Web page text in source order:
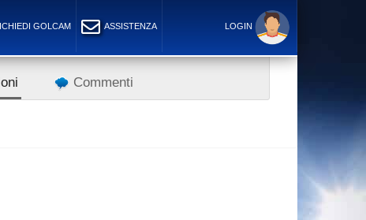
GOLCAM ASSISTENZA LOGIN
Commenti